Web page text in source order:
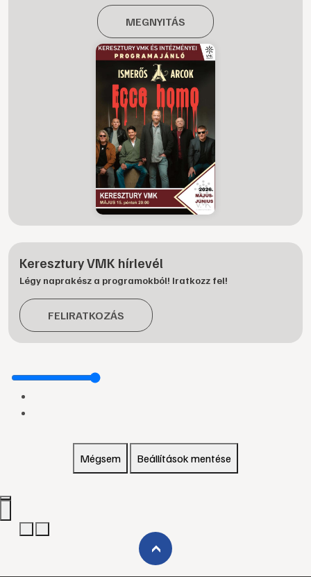
MEGNYITÁS
Keresztury VMK hírlevél
Légy naprakész a programokból! Iratkozz fel!
FELIRATKOZÁS
Mégsem Beállítások mentése
›